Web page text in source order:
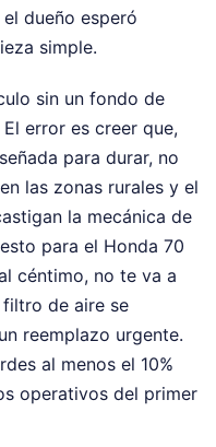
dueño esperó
simple.
sin un fondo de
error es creer que,
para durar, no
las zonas rurales y el
la mecánica de
para el Honda 70
céntimo, no te va a
de aire se
reemplazo urgente.
al menos el 10%
operativos del primer